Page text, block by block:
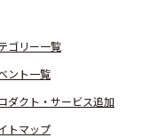
ゴリー一覧
ント一覧
ダクト・サービス追加
トマップ